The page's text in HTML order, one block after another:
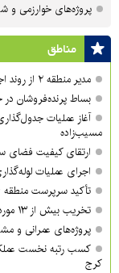
پروژه‌های خوارزمی و
مناطق
مدیر منطقه ۲ از روند اجرای پروژه زیرگذر شیخ‌آباد بازدید کرد
بساط پرنده‌فروشان
آغاز عملیات
مسیب‌زاده
ارتقای کیفیت فضای
اجرای عملیات
تأکید سرپرست منطقه ۴ کرج بر مدیریت مشارکتی در دیدار با امام جمعه مهرشهر
تخریب بیش از ۱۳ مورد ساخت‌وساز غیرمجاز در منطقه ۴ کرج
پروژه‌های عمرانی و
کرج